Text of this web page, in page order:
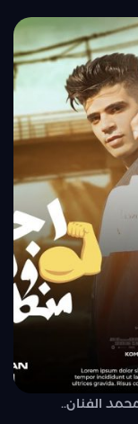
الفنان..